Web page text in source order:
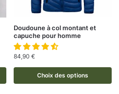
Doudoune à col montant et
capuche pour homme
84,90 €
Choix des options